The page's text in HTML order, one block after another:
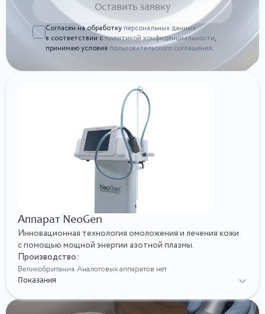
Согласен на обработку персональных данных
в соответствии сполитикой конфиденциальности,
принимаю условия пользовательского соглашения.
Аппарат NeoGen
Инновационная технология омоложения и лечения кожи
с помощью мощной энергии азотной плазмы.
Производство:
Великобритания. Аналоговых аппаратов нет
Показания